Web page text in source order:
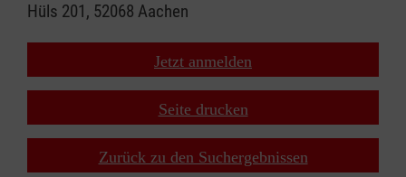
Hüls 201, 52068 Aachen
Jetzt anmelden
Seite drucken
Zurück zu den Suchergebnissen